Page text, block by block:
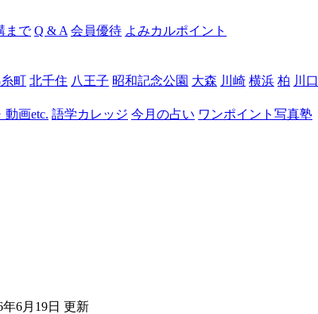
ャ
大
森
まで Q & A 会員優待 よみカルポイント
町 北千住 八王子 昭和記念公園 大森 川崎 横浜 柏 川口
動画etc. 語学カレッジ 今月の占い ワンポイント写真塾
年6月19日 更新